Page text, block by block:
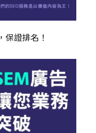
，保證排名！